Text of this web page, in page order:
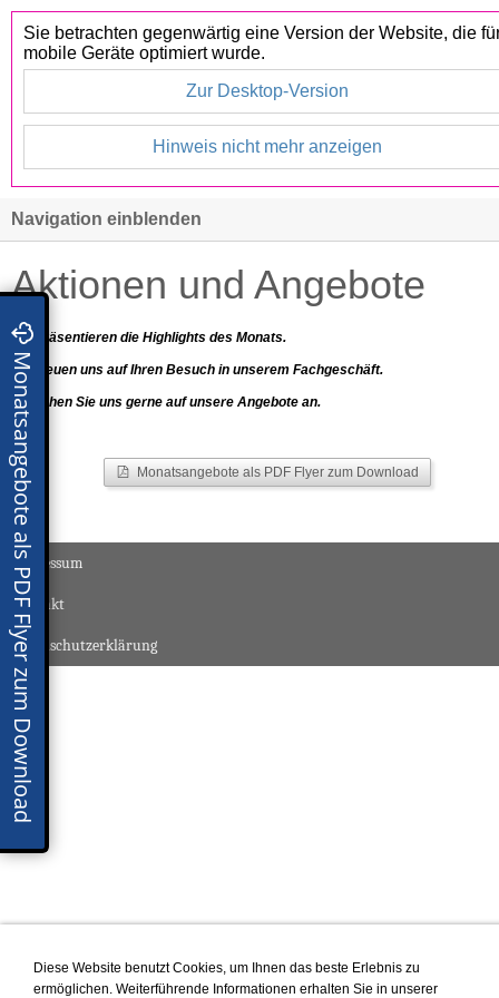
Sie betrachten gegenwärtig eine Version der Website, die
mobile Geräte optimiert wurde.
Zur Desktop-Version
Hinweis nicht mehr anzeigen
Navigation einblenden
Aktionen und Angebote
Wir präsentieren die Highlights des Monats.
Wir freuen uns auf Ihren Besuch in unserem Fachgeschäft.
Sprechen Sie uns gerne auf unsere Angebote an.
Monatsangebote als PDF Flyer zum Download Monatsangebote als PDF Flyer zum Download
Impressum
Kontakt
Datenschutzerklärung
Diese Website benutzt Cookies, um Ihnen das beste Erlebnis zu
ermöglichen. Weiterführende Informationen erhalten Sie in unserer